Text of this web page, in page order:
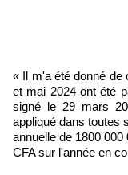
« Il m'a été donné de
et mai 2024 ont été
signé le 29 mars
appliqué dans toutes
annuelle de 1800
CFA sur l'année en